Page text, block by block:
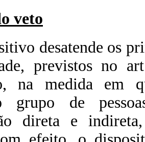
veto
desatende os
previstos no
na medida em
grupo de
direta e